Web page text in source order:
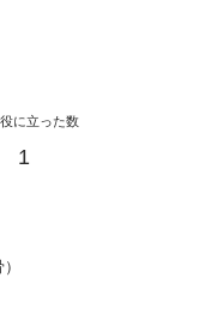
役に立った数
1